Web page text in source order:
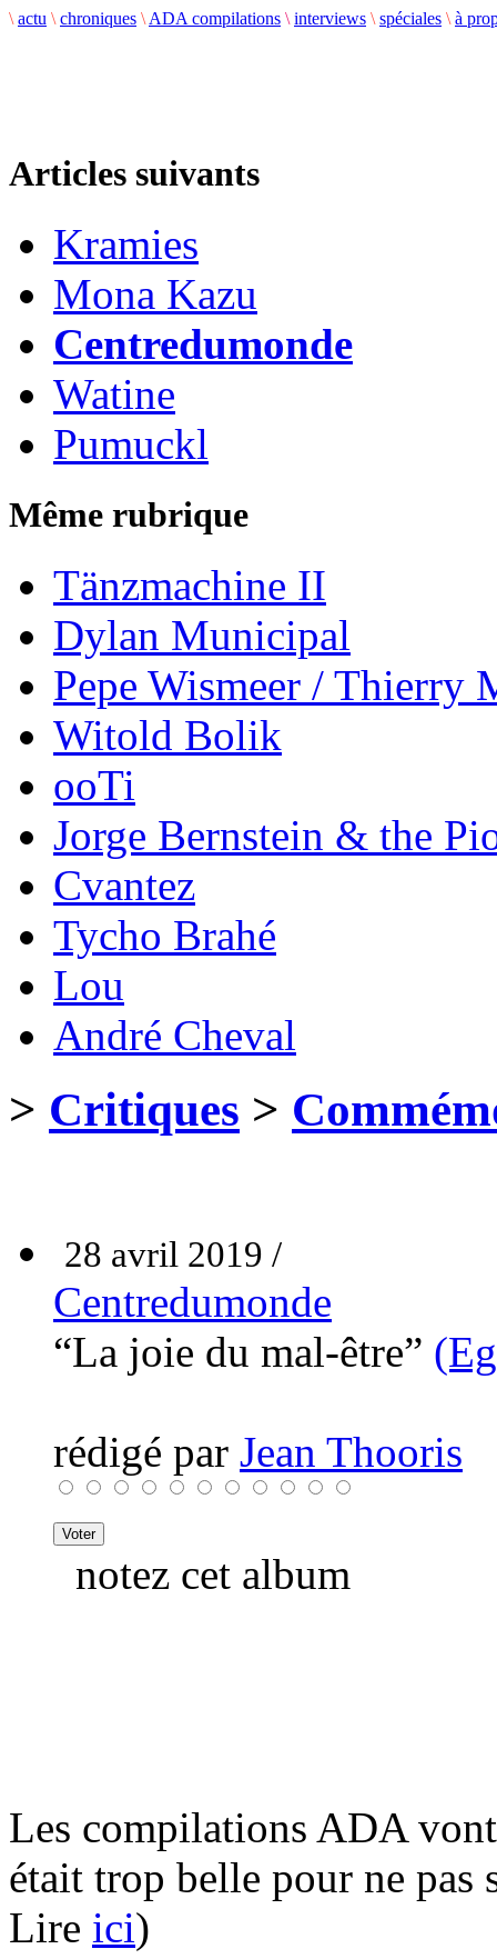
\ actu \ chroniques \ ADA compilations \ interviews \ spéciales \ à
Articles suivants
Kramies
Mona Kazu
Centredumonde
Watine
Pumuckl
Même rubrique
Tänzmachine II
Dylan Municipal
Pepe Wismeer / Thierry
Witold Bolik
ooTi
Jorge Bernstein & the
Cvantez
Tycho Brahé
Lou
André Cheval
> Critiques >
28 avril 2019 /
Centredumonde
“La joie du mal-être”
rédigé par Jean Thooris
notez cet album
Les compilations ADA vont
était trop belle pour ne pas
Lire ici)